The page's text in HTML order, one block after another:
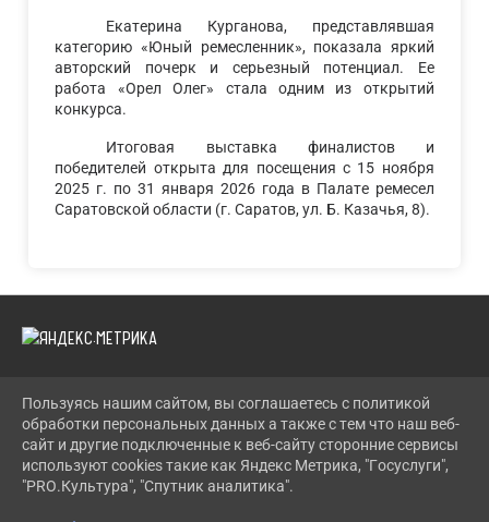
Екатерина Курганова, представлявшая
категорию «Юный ремесленник», показала яркий
авторский почерк и серьезный потенциал. Ее
работа «Орел Олег» стала одним из открытий
конкурса.
Итоговая выставка финалистов и
победителей открыта для посещения с 15 ноября
2025 г. по 31 января 2026 года в Палате ремесел
Саратовской области (г. Саратов, ул. Б. Казачья, 8).
2026 Г. LENCDT.RU
ВХОД
КАРТА САЙТА
ПОЛИТИКА ОБРАБОТКИ ПЕРСОНАЛЬНЫХ ДАННЫХ
Пользуясь нашим сайтом, вы соглашаетесь с политикой
обработки персональных данных а также с тем что наш веб-
сайт и другие подключенные к веб-сайту сторонние сервисы
используют cookies такие как Яндекс Метрика, "Госуслуги",
"PRO.Культура", "Спутник аналитика".